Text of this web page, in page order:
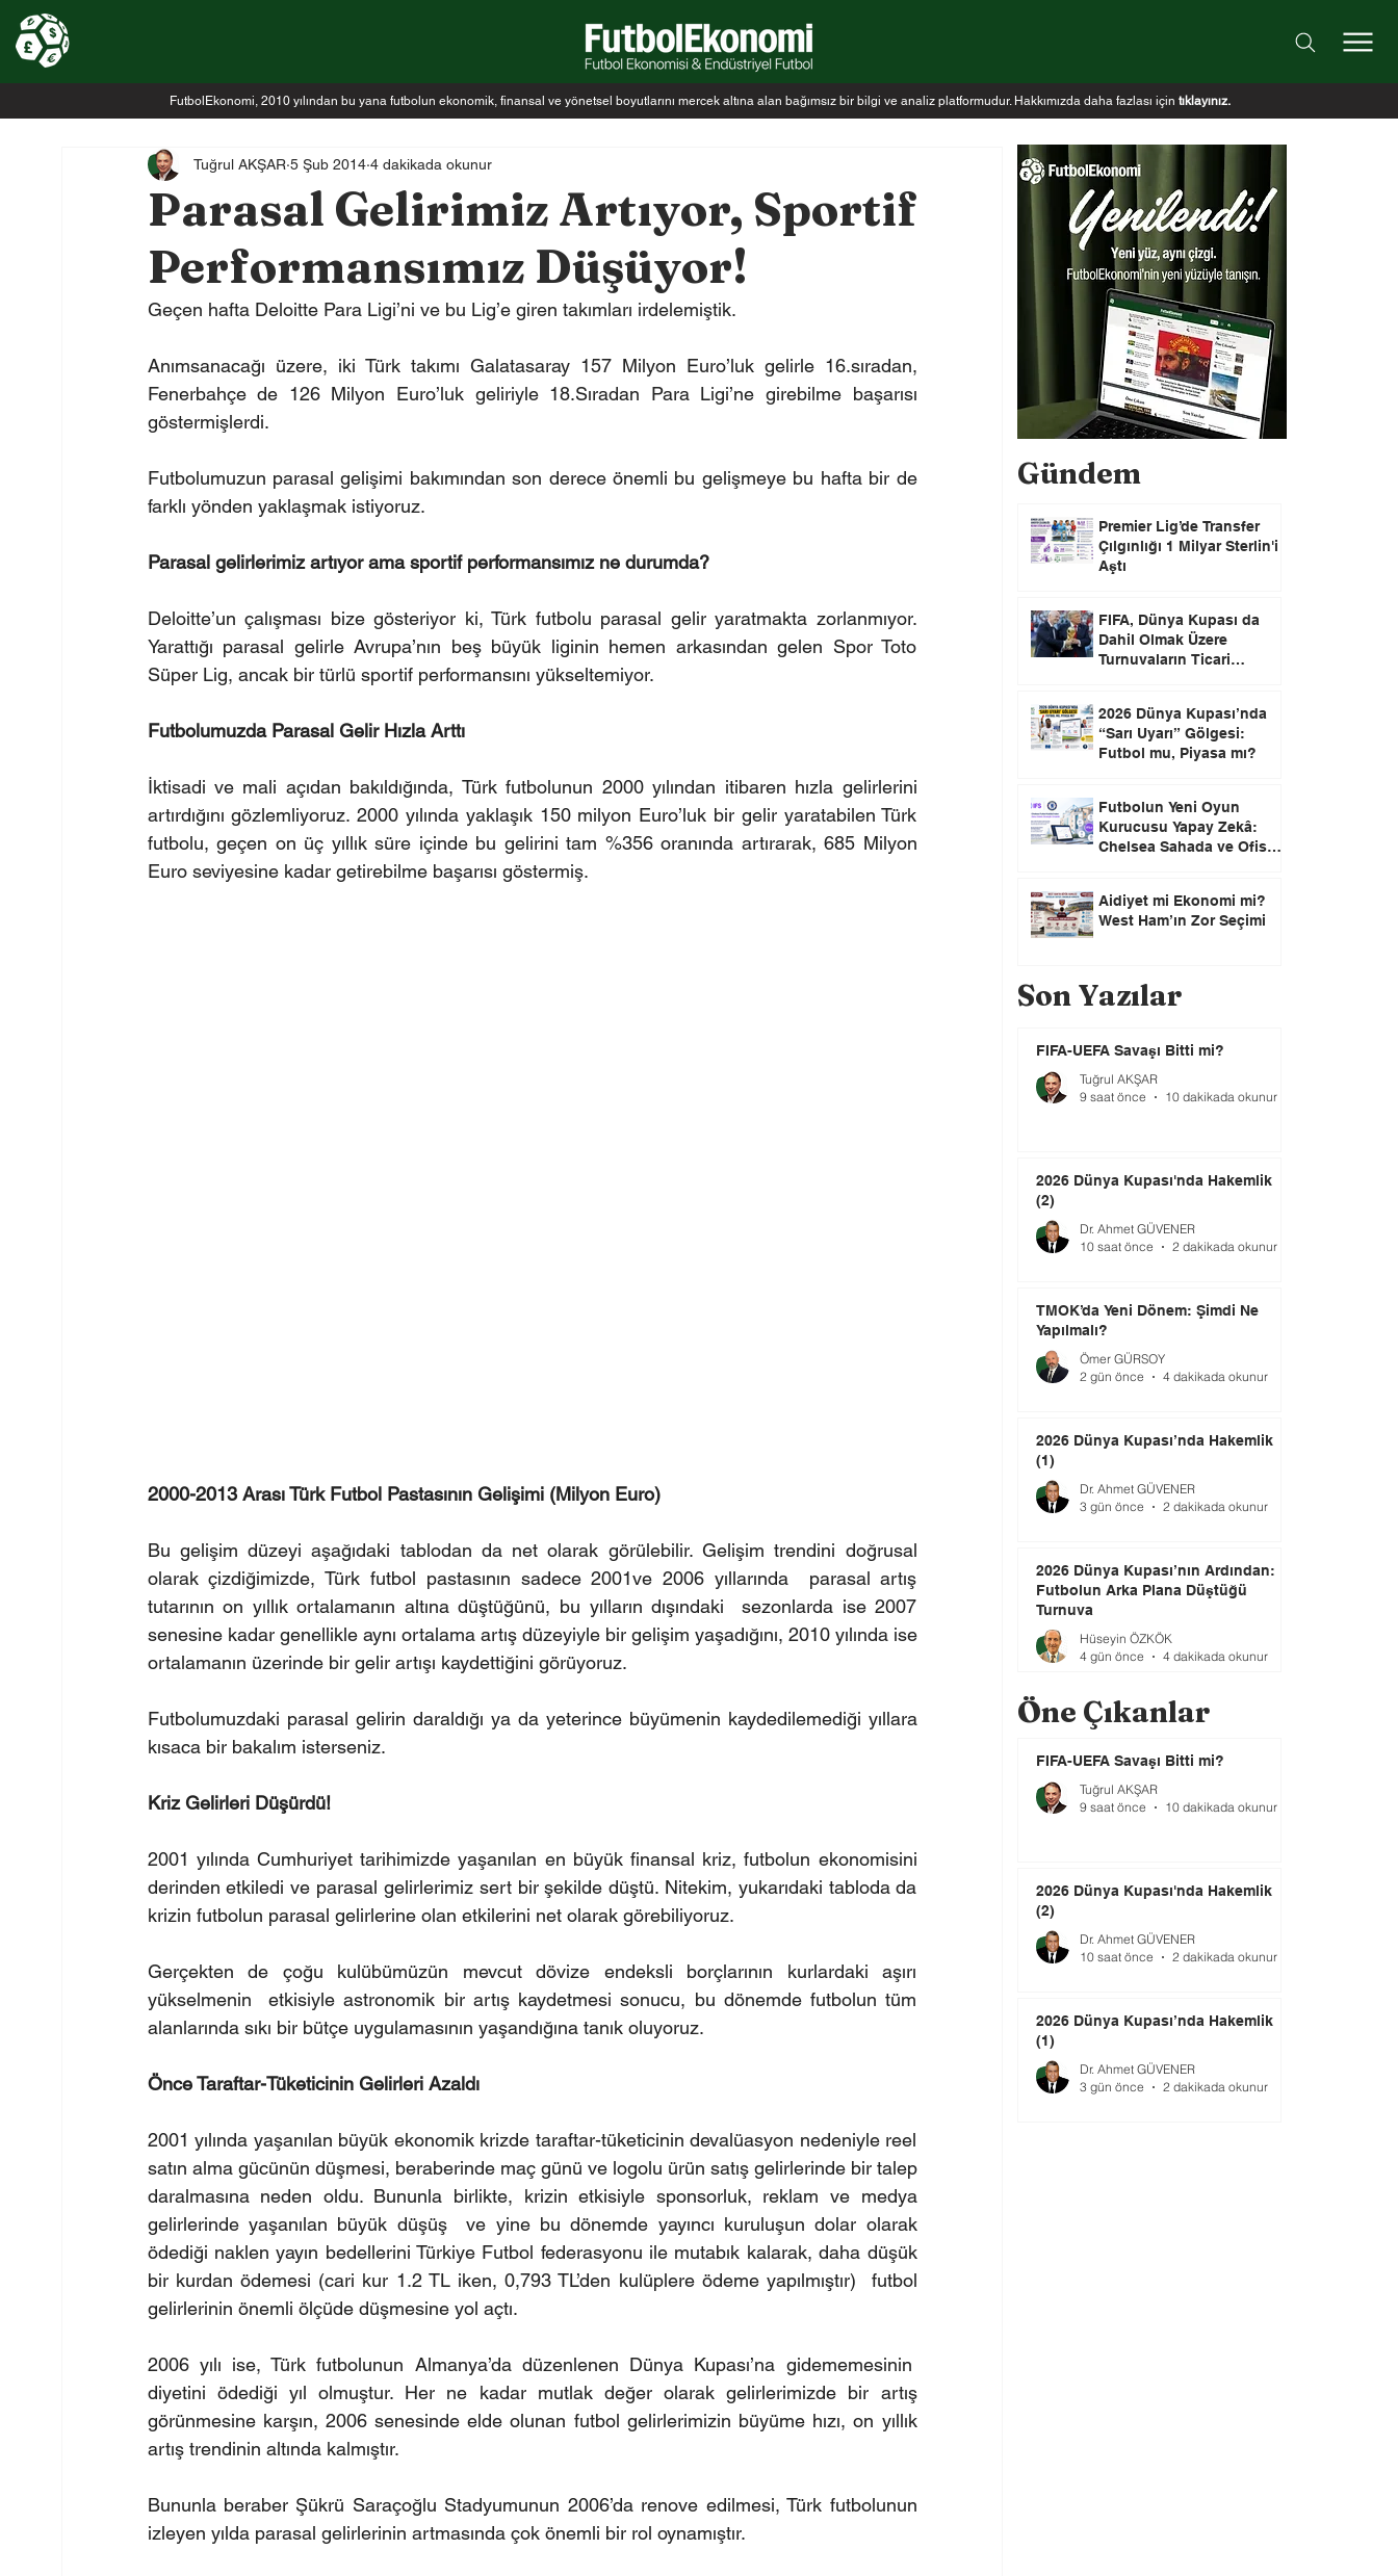
FutbolEkonomi, 2010 yılından bu yana futbolun ekonomik, finansal ve yönetsel boyutlarını mercek altına alan bağımsız bir bilgi ve analiz platformudur. Hakkımızda daha fazlası için tıklayınız.
Parasal Gelirimiz Artıyor, Sportif
Performansımız Düşüyor!
Tuğrul AKŞAR 5 Şub 2014 4 dakikada okunur
Geçen hafta Deloitte Para Ligi’ni ve bu Lig’e giren takımları irdelemiştik.
Anımsanacağı üzere, iki Türk takımı Galatasaray 157 Milyon Euro’luk gelirle 16.sıradan,
Fenerbahçe de 126 Milyon Euro’luk geliriyle 18.Sıradan Para Ligi’ne girebilme başarısı
göstermişlerdi.
Futbolumuzun parasal gelişimi bakımından son derece önemli bu gelişmeye bu hafta bir de
farklı yönden yaklaşmak istiyoruz.
Parasal gelirlerimiz artıyor ama sportif performansımız ne durumda?
Deloitte’un çalışması bize gösteriyor ki, Türk futbolu parasal gelir yaratmakta zorlanmıyor.
Yarattığı parasal gelirle Avrupa’nın beş büyük liginin hemen arkasından gelen Spor Toto
Süper Lig, ancak bir türlü sportif performansını yükseltemiyor.
Futbolumuzda Parasal Gelir Hızla Arttı
İktisadi ve mali açıdan bakıldığında, Türk futbolunun 2000 yılından itibaren hızla gelirlerini
artırdığını gözlemliyoruz. 2000 yılında yaklaşık 150 milyon Euro’luk bir gelir yaratabilen Türk
futbolu, geçen on üç yıllık süre içinde bu gelirini tam %356 oranında artırarak, 685 Milyon
Euro seviyesine kadar getirebilme başarısı göstermiş.
2000-2013 Arası Türk Futbol Pastasının Gelişimi (Milyon Euro)
Bu gelişim düzeyi aşağıdaki tablodan da net olarak görülebilir. Gelişim trendini doğrusal
olarak çizdiğimizde, Türk futbol pastasının sadece 2001ve 2006 yıllarında  parasal artış
tutarının on yıllık ortalamanın altına düştüğünü, bu yılların dışındaki  sezonlarda ise 2007
senesine kadar genellikle aynı ortalama artış düzeyiyle bir gelişim yaşadığını, 2010 yılında ise
ortalamanın üzerinde bir gelir artışı kaydettiğini görüyoruz.
Futbolumuzdaki parasal gelirin daraldığı ya da yeterince büyümenin kaydedilemediği yıllara
kısaca bir bakalım isterseniz.
Kriz Gelirleri Düşürdü!
2001 yılında Cumhuriyet tarihimizde yaşanılan en büyük finansal kriz, futbolun ekonomisini
derinden etkiledi ve parasal gelirlerimiz sert bir şekilde düştü. Nitekim, yukarıdaki tabloda da
krizin futbolun parasal gelirlerine olan etkilerini net olarak görebiliyoruz.
Gerçekten de çoğu kulübümüzün mevcut dövize endeksli borçlarının kurlardaki aşırı
yükselmenin  etkisiyle astronomik bir artış kaydetmesi sonucu, bu dönemde futbolun tüm
alanlarında sıkı bir bütçe uygulamasının yaşandığına tanık oluyoruz.
Önce Taraftar-Tüketicinin Gelirleri Azaldı
2001 yılında yaşanılan büyük ekonomik krizde taraftar-tüketicinin devalüasyon nedeniyle reel
satın alma gücünün düşmesi, beraberinde maç günü ve logolu ürün satış gelirlerinde bir talep
daralmasına neden oldu. Bununla birlikte, krizin etkisiyle sponsorluk, reklam ve medya
gelirlerinde yaşanılan büyük düşüş  ve yine bu dönemde yayıncı kuruluşun dolar olarak
ödediği naklen yayın bedellerini Türkiye Futbol federasyonu ile mutabık kalarak, daha düşük
bir kurdan ödemesi (cari kur 1.2 TL iken, 0,793 TL’den kulüplere ödeme yapılmıştır)  futbol
gelirlerinin önemli ölçüde düşmesine yol açtı.
2006 yılı ise, Türk futbolunun Almanya’da düzenlenen Dünya Kupası’na gidememesinin
diyetini ödediği yıl olmuştur. Her ne kadar mutlak değer olarak gelirlerimizde bir artış
görünmesine karşın, 2006 senesinde elde olunan futbol gelirlerimizin büyüme hızı, on yıllık
artış trendinin altında kalmıştır.
Bununla beraber Şükrü Saraçoğlu Stadyumunun 2006’da renove edilmesi, Türk futbolunun
izleyen yılda parasal gelirlerinin artmasında çok önemli bir rol oynamıştır.
Gündem
Premier Lig’de Transfer
Çılgınlığı 1 Milyar Sterlin'i
Aştı
FIFA, Dünya Kupası da
Dahil Olmak Üzere
Turnuvaların Ticari
2026 Dünya Kupası’nda
“Sarı Uyarı” Gölgesi:
Futbol mu, Piyasa mı?
Futbolun Yeni Oyun
Kurucusu Yapay Zekâ:
Chelsea Sahada ve Ofiste
Aidiyet mi Ekonomi mi?
West Ham’ın Zor Seçimi
Son Yazılar
FIFA-UEFA Savaşı Bitti mi?
Tuğrul AKŞAR
9 saat önce
10 dakikada okunur
2026 Dünya Kupası'nda Hakemlik
(2)
Dr. Ahmet GÜVENER
10 saat önce
2 dakikada okunur
TMOK’da Yeni Dönem: Şimdi Ne
Yapılmalı?
Ömer GÜRSOY
2 gün önce
4 dakikada okunur
2026 Dünya Kupası’nda Hakemlik
(1)
Dr. Ahmet GÜVENER
3 gün önce
2 dakikada okunur
2026 Dünya Kupası’nın Ardından:
Futbolun Arka Plana Düştüğü
Turnuva
Hüseyin ÖZKÖK
4 gün önce
4 dakikada okunur
Öne Çıkanlar
FIFA-UEFA Savaşı Bitti mi?
Tuğrul AKŞAR
9 saat önce
10 dakikada okunur
2026 Dünya Kupası'nda Hakemlik
(2)
Dr. Ahmet GÜVENER
10 saat önce
2 dakikada okunur
2026 Dünya Kupası’nda Hakemlik
(1)
Dr. Ahmet GÜVENER
3 gün önce
2 dakikada okunur